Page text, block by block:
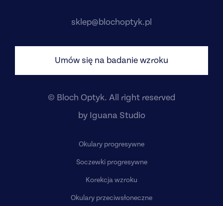
sklep@blochoptyk.pl
Umów się na badanie wzroku
© Bloch Optyk. All right reserved
by Iguana Studio
Okulary progresywne
Soczewki progresywne
Korekcja wzroku
Okulary przeciwsłoneczne